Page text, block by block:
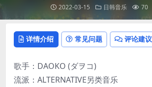
2022-03-15 日韩音乐 70
详情介绍 常见问题 评论建议
歌手：DAOKO (ダヲコ)
流派：ALTERNATIVE另类音乐